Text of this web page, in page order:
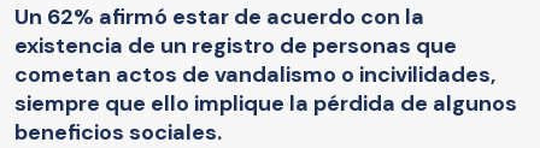
Un 62% afirmó estar de acuerdo con la
existencia de un registro de personas que
cometan actos de vandalismo o incivilidades,
siempre que ello implique la pérdida de algunos
beneficios sociales.